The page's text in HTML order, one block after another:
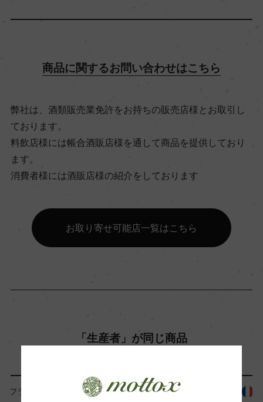
品種（原材料）
アルコール度数
コンクール入賞歴
ー
商品に関するお問い合わせはこちら
弊社は、酒類販売業免許をお持ちの販売店様とお取引し
ております。
料飲店様には帳合酒販店様を通して商品を提供しており
ます。
消費者様には酒販店様の紹介をしております
お取り寄せ可能店一覧はこちら
「生産者」が同じ商品
フランス